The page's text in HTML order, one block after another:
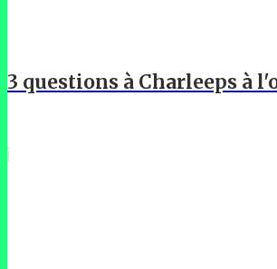
3 questions à Charleeps à